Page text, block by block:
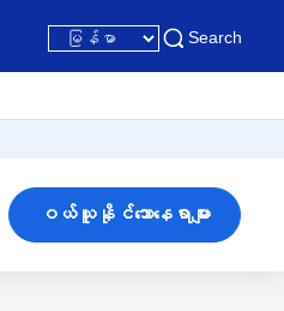
Search
ဝယ်ယူနိုင်သောနေရာများ